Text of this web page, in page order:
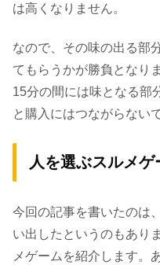
は高くなりません。
なので、その味の出る部
てもらうかが勝負となり
15分の間には味となる部
と購入にはつながらない
人を選ぶスルメ
今回の記事を書いたのは
い出したというのもあり
メゲームを紹介します。